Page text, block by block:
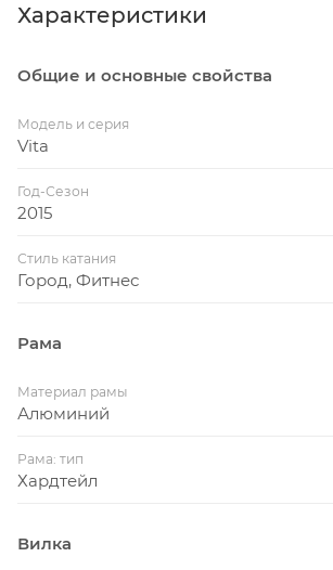
Характеристики
Общие и основные свойства
Модель и серия
Vita
Год-Сезон
2015
Стиль катания
Город, Фитнес
Рама
Материал рамы
Алюминий
Рама: тип
Хардтейл
Вилка